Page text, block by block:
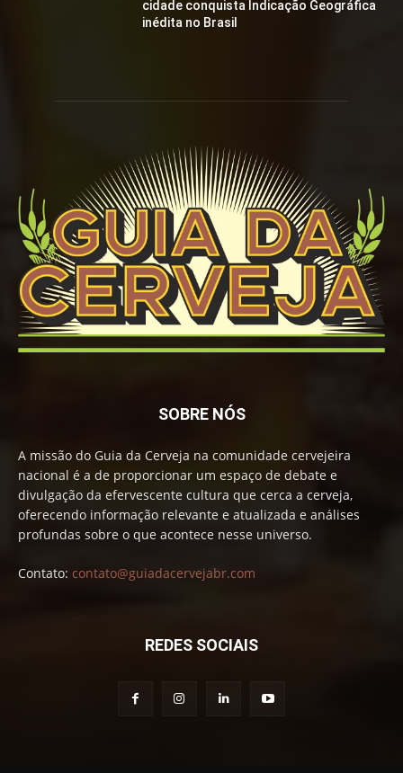
cidade conquista Indicação Geográfica
inédita no Brasil
SOBRE NÓS
A missão do Guia da Cerveja na comunidade cervejeira
nacional é a de proporcionar um espaço de debate e
divulgação da efervescente cultura que cerca a cerveja,
oferecendo informação relevante e atualizada e análises
profundas sobre o que acontece nesse universo.
Contato: contato@guiadacervejabr.com
REDES SOCIAIS